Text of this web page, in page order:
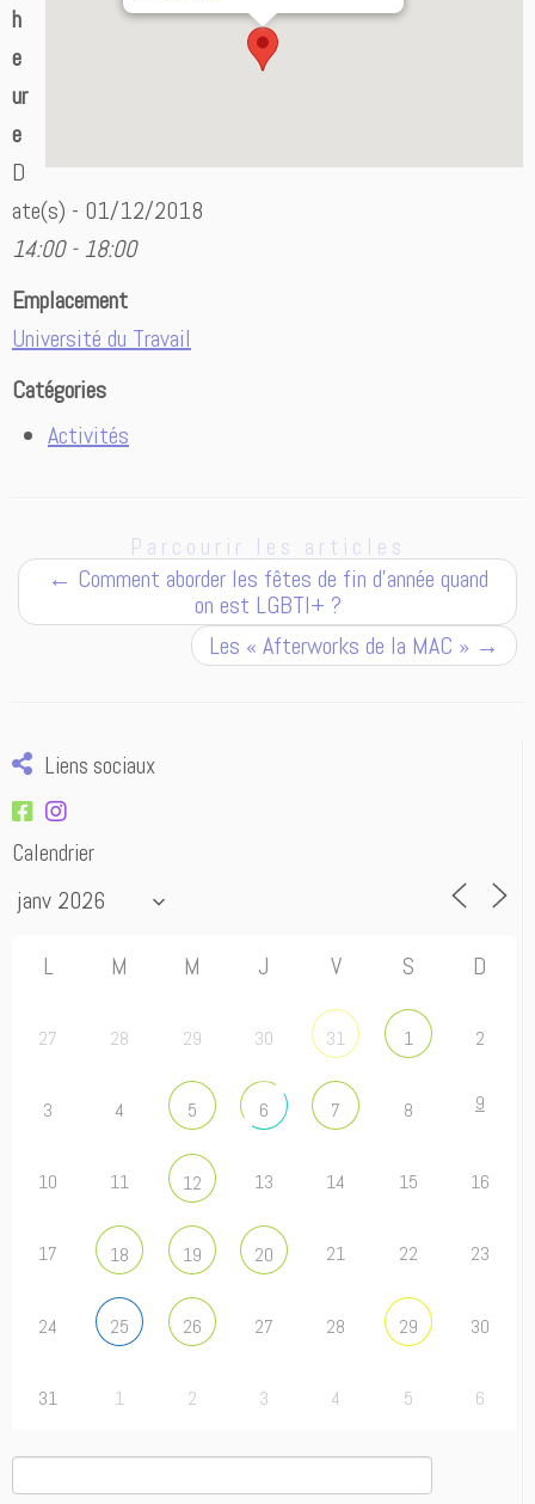
h
e
ur
e
D
ate(s) - 01/12/2018
14:00 - 18:00
Emplacement
Université du Travail
Catégories
Activités
Parcourir les articles
← Comment aborder les fêtes de fin d’année quand
on est LGBTI+ ?
Les « Afterworks de la MAC » →
Liens sociaux
Calendrier
L M M J V S D
27 28 29 30 31 1 2
3 4 5 6 7 8 9
10 11 12 13 14 15 16
17 18 19 20 21 22 23
24 25 26 27 28 29 30
31 1 2 3 4 5 6